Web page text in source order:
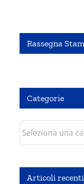
Rassegna
Categorie
Categorie
Articoli recenti